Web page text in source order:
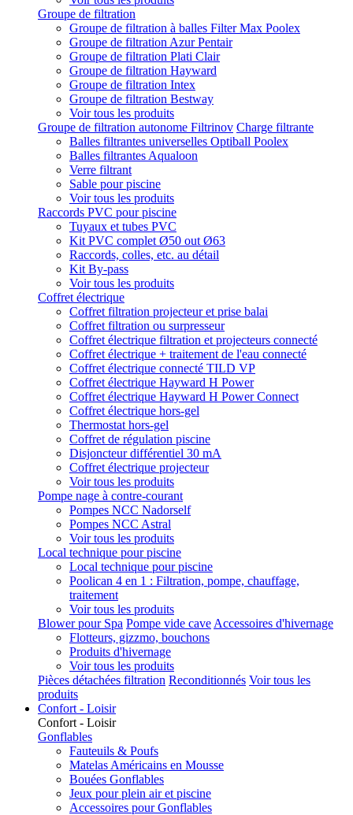
Groupe de filtration
Groupe de filtration à balles Filter Max Poolex
Groupe de filtration Azur Pentair
Groupe de filtration Plati Clair
Groupe de filtration Hayward
Groupe de filtration Intex
Groupe de filtration Bestway
Voir tous les produits
Groupe de filtration autonome Filtrinov Charge filtrante
Balles filtrantes universelles Optiball Poolex
Balles filtrantes Aqualoon
Verre filtrant
Sable pour piscine
Voir tous les produits
Raccords PVC pour piscine
Tuyaux et tubes PVC
Kit PVC complet Ø50 out Ø63
Raccords, colles, etc. au détail
Kit By-pass
Voir tous les produits
Coffret électrique
Coffret filtration projecteur et prise balai
Coffret filtration ou surpresseur
Coffret électrique filtration et projecteurs connecté
Coffret électrique + traitement de l'eau connecté
Coffret électrique connecté TILD VP
Coffret électrique Hayward H Power
Coffret électrique Hayward H Power Connect
Coffret électrique hors-gel
Thermostat hors-gel
Coffret de régulation piscine
Disjoncteur différentiel 30 mA
Coffret électrique projecteur
Voir tous les produits
Pompe nage à contre-courant
Pompes NCC Nadorself
Pompes NCC Astral
Voir tous les produits
Local technique pour piscine
Local technique pour piscine
Poolican 4 en 1 : Filtration, pompe, chauffage,
traitement
Voir tous les produits
Blower pour Spa Pompe vide cave Accessoires d'hivernage
Flotteurs, gizzmo, bouchons
Produits d'hivernage
Voir tous les produits
Pièces détachées filtration Reconditionnés Voir tous les
produits
Confort - Loisir
Confort - Loisir
Gonflables
Fauteuils & Poufs
Matelas Américains en Mousse
Bouées Gonflables
Jeux pour plein air et piscine
Accessoires pour Gonflables